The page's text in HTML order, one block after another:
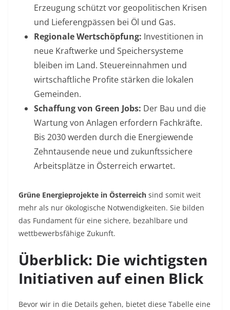
Erzeugung schützt vor geopolitischen Krisen
und Lieferengpässen bei Öl und Gas.
Regionale Wertschöpfung: Investitionen in
neue Kraftwerke und Speichersysteme
bleiben im Land. Steuereinnahmen und
wirtschaftliche Profite stärken die lokalen
Gemeinden.
Schaffung von Green Jobs: Der Bau und die
Wartung von Anlagen erfordern Fachkräfte.
Bis 2030 werden durch die Energiewende
Zehntausende neue und zukunftssichere
Arbeitsplätze in Österreich erwartet.
Grüne Energieprojekte in Österreich sind somit weit
mehr als nur ökologische Notwendigkeiten. Sie bilden
das Fundament für eine sichere, bezahlbare und
wettbewerbsfähige Zukunft.
Überblick: Die wichtigsten
Initiativen auf einen Blick
Bevor wir in die Details gehen, bietet diese Tabelle eine